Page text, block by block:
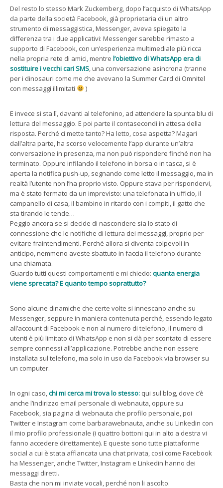
Del resto lo stesso Mark Zuckemberg, dopo l’acquisto di WhatsApp
da parte della società Facebook, già proprietaria di un altro
strumento di messaggistica, Messenger, aveva spiegato la
differenza tra i due applicativi: Messenger sarebbe rimasto a
supporto di Facebook, con un’esperienza multimediale più ricca
nella propria rete di amici, mentre l’obiettivo di WhatsApp era di
sostituire i vecchi cari SMS, una conversazione asincrona (tranne
per i dinosauri come me che avevano la Summer Card di Omnitel
con messaggi illimitati
)
E invece si sta lì, davanti al telefonino, ad attendere la spunta blu di
lettura del messaggio. E poi parte il contasecondi in attesa della
risposta. Perché ci mette tanto? Ha letto, cosa aspetta? Magari
dall’altra parte, ha scorso velocemente l’app durante un’altra
conversazione in presenza, ma non può rispondere finché non ha
terminato. Oppure infilando il telefono in borsa o in tasca, si è
aperta la notifica push-up, segnando come letto il messaggio, ma in
realtà l’utente non l’ha proprio visto. Oppure stava per rispondervi,
ma è stato fermato da un imprevisto: una telefonata in ufficio, il
campanello di casa, il bambino in ritardo con i compiti, il gatto che
sta tirando le tende…
Peggio ancora se si decide di nascondere sia lo stato di
connessione che le notifiche di lettura dei messaggi, proprio per
evitare fraintendimenti. Perché allora si diventa colpevoli in
anticipo, nemmeno aveste sbattuto in faccia il telefono durante
una chiamata.
Guardo tutti questi comportamenti e mi chiedo: quanta energia
viene sprecata? E quanto tempo soprattutto?
Sono alcune dinamiche che certe volte si innescano anche su
Messenger, seppure in maniera contenuta perché, essendo legato
all’account di Facebook e non al numero di telefono, il numero di
utenti è più limitato di WhatsApp e non si dà per scontato di essere
sempre connessi all’applicazione. Potrebbe anche non essere
installata sul telefono, ma solo in uso da Facebook via browser su
un computer.
In ogni caso,chi mi cerca mi trova lo stesso: qui sul blog, dove c’è
anche l’indirizzo email personale di webnauta, oppure su
Facebook, sia pagina di webnauta che profilo personale, poi
Twitter e Instagram come barbarawebnauta, anche su Linkedin con
il mio profilo professionale (i quattro bottoni qui in alto a destra vi
fanno accedere direttamente). E queste sono tutte piattaforme
social a cui è stata affiancata una chat privata, così come Facebook
ha Messenger, anche Twitter, Instagram e Linkedin hanno dei
messaggi diretti.
Basta che non mi inviate vocali, perché non li ascolto.